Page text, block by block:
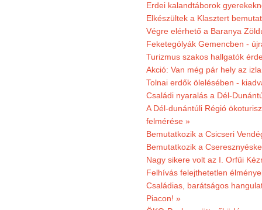
Erdei kalandtáborok
Elkészültek a Klasztert
Végre elérhető a Baranya
Feketególyák Gemencben -
Turizmus szakos hallgatók
Akció: Van még pár hely az
Tolnai erdők ölelésében -
Családi nyaralás a Dél-
A Dél-dunántúli Régió
felmérése »
Bemutatkozik a Csicseri
Bemutatkozik a
Nagy sikere volt az I. Orfűi
Felhívás felejthetetlen
Családias, barátságos
Piacon! »